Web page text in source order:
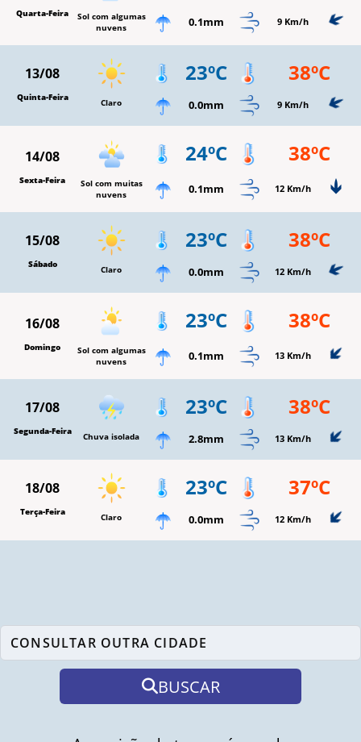
Quarta-Feira
Sol com algumas
nuvens
0.1mm 9 Km/h
13/08
Quinta-Feira Claro
23ºC 38ºC
0.0mm 9 Km/h
14/08
Sexta-Feira
Sol com muitas
nuvens
24ºC 38ºC
0.1mm 12 Km/h
15/08
Sábado Claro
23ºC 38ºC
0.0mm 12 Km/h
16/08
Domingo
Sol com algumas
nuvens
23ºC 38ºC
0.1mm 13 Km/h
17/08
Segunda-Feira Chuva isolada
23ºC 38ºC
2.8mm 13 Km/h
18/08
Terça-Feira Claro
23ºC 37ºC
0.0mm 12 Km/h
BUSCAR